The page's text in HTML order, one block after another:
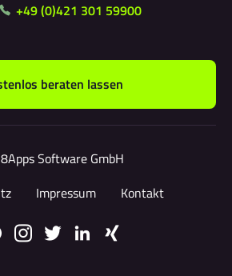
+49 (0)421 301 59900
beraten lassen
Software GmbH
Impressum Kontakt